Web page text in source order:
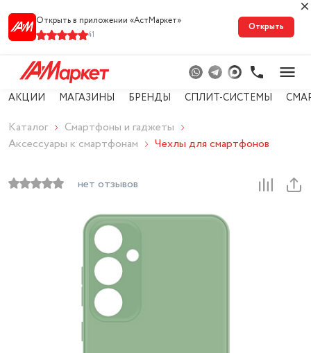
Открыть в приложении «АстМарке‪т‬»
41
Открыть
АКЦИИ МАГАЗИНЫ БРЕНДЫ СПЛИТ-СИСТЕМЫ
Каталог
Смартфоны и гаджеты
Аксессуары к смартфонам
Чехлы для смартфонов
нет отзывов